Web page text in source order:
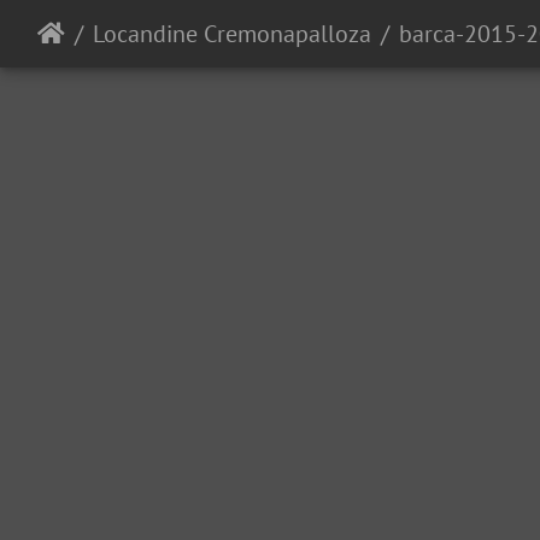
Locandine Cremonapalloza barca-2015-